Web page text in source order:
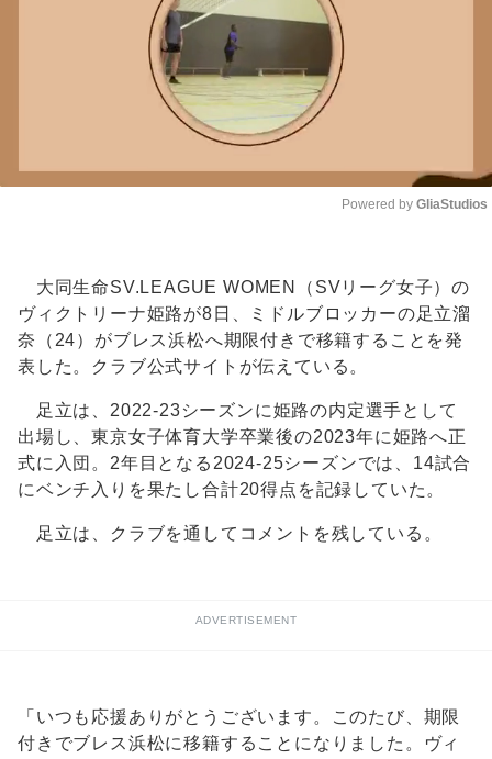
Powered by GliaStudios
大同生命SV.LEAGUE WOMEN（SVリーグ女子）の
ヴィクトリーナ姫路が8日、ミドルブロッカーの足立溜
奈（24）がブレス浜松へ期限付きで移籍することを発
表した。クラブ公式サイトが伝えている。
足立は、2022-23シーズンに姫路の内定選手として
出場し、東京女子体育大学卒業後の2023年に姫路へ正
式に入団。2年目となる2024-25シーズンでは、14試合
にベンチ入りを果たし合計20得点を記録していた。
足立は、クラブを通してコメントを残している。
ADVERTISEMENT
「いつも応援ありがとうございます。このたび、期限
付きでブレス浜松に移籍することになりました。ヴィ